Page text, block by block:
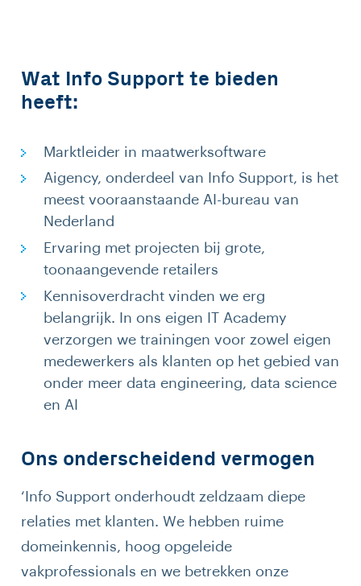
Wat Info Support te bieden
heeft:
Marktleider in maatwerksoftware
Aigency, onderdeel van Info Support, is het
meest vooraanstaande AI-bureau van
Nederland
Ervaring met projecten bij grote,
toonaangevende retailers
Kennisoverdracht vinden we erg
belangrijk. In ons eigen IT Academy
verzorgen we trainingen voor zowel eigen
medewerkers als klanten op het gebied van
onder meer data engineering, data science
en AI
Ons onderscheidend vermogen
‘Info Support onderhoudt zeldzaam diepe
relaties met klanten. We hebben ruime
domeinkennis, hoog opgeleide
vakprofessionals en we betrekken onze